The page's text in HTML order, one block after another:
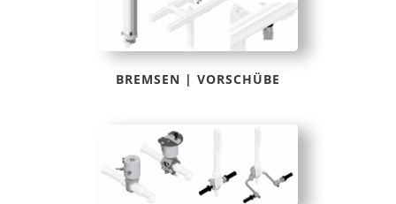
BREMSEN | VORSCHÜBE